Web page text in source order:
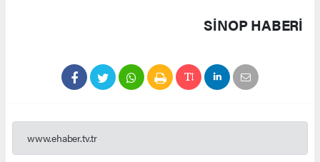
SINOP HABERİ
www.ehaber.tv.tr